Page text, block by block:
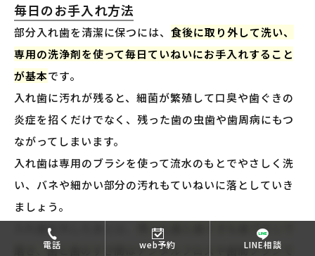
電話 web予約 LINE相談
毎日のお手入れ方法
部分入れ歯を清潔に保つには、食後に取り外して洗い、
専用の洗浄剤を使って毎日ていねいにお手入れすること
が基本です。
入れ歯に汚れが残ると、細菌が繁殖して口臭や歯ぐきの
炎症を招くだけでなく、残った歯の虫歯や歯周病にもつ
ながってしまいます。
入れ歯は専用のブラシを使って流水のもとでやさしく洗
い、バネや細かい部分の汚れもていねいに落としていき
ましょう。
入れ歯を外したあとは、
残った歯と歯ぐきも歯ブラシで
磨き、歯と歯のすき間はデンタルフロスや歯間ブラシで